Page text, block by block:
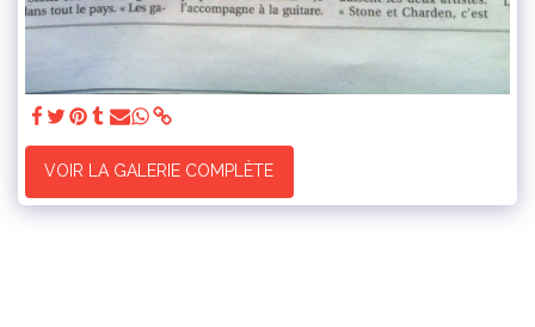
VOIR LA GALERIE COMPLÈTE